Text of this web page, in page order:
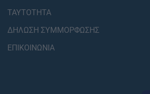
ΤΑΥΤΟΤΗΤΑ
ΔΗΛΩΣΗ ΣΥΜΜΟΡΦΩΣΗΣ
ΕΠΙΚΟΙΝΩΝΙΑ